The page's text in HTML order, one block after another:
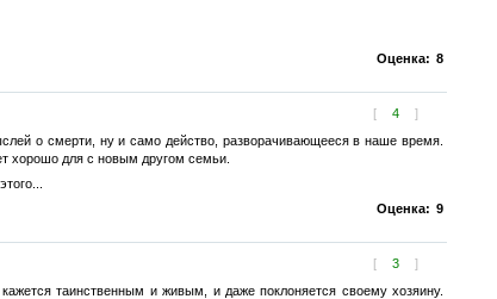
Оценка: 8
[ 4 ]
о смерти, ну и само действо, разворачивающееся в наше время.
хорошо для с новым другом семьи.
Оценка: 9
[ 3 ]
таинственным и живым, и даже поклоняется своему хозяину.